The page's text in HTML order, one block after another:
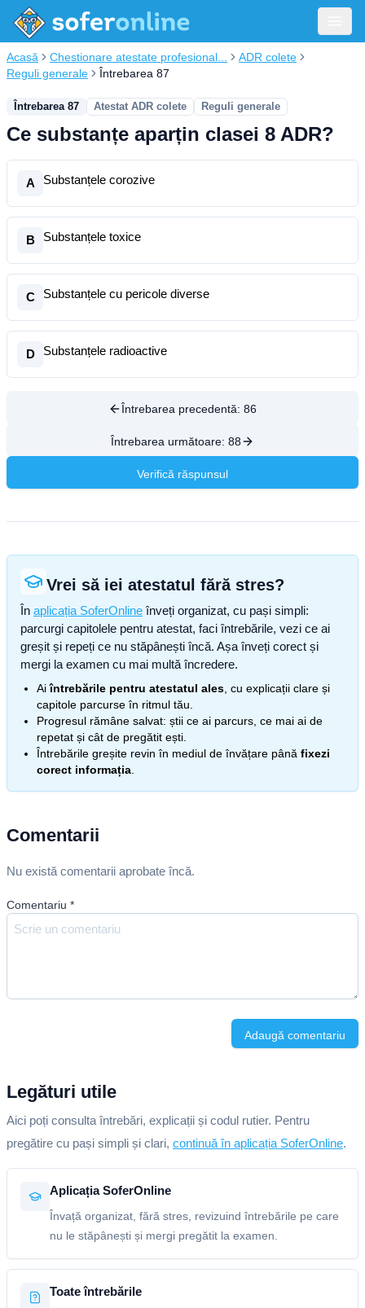
Acasă Chestionare atestate profesional...
ADR colete
Reguli generale
Întrebarea 87
Întrebarea 87 Atestat ADR colete Reguli generale
Ce substanțe aparțin clasei 8 ADR?
A Substanțele corozive
B Substanțele toxice
C Substanțele cu pericole diverse
D Substanțele radioactive
Întrebarea precedentă: 86
Întrebarea următoare: 88
Verifică răspunsul
Vrei să iei atestatul fără stres?
În aplicația SoferOnline înveți organizat, cu pași simpli:
parcurgi capitolele pentru atestat, faci întrebările, vezi ce ai
greșit și repeți ce nu stăpânești încă. Așa înveți corect și
mergi la examen cu mai multă încredere.
Aiîntrebările pentru atestatul ales , cu explicații clare și
capitole parcurse în ritmul tău.
Progresul rămâne salvat: știi ce ai parcurs, ce mai ai de
repetat și cât de pregătit ești.
Întrebările greșite revin în mediul de învățare până fixezi
corect informația
Comentarii
Nu există comentarii aprobate încă.
Comentariu *
Adaugă comentariu
Legături utile
Aici poți consulta întrebări, explicații și codul rutier. Pentru
pregătire cu pași simpli și clari, continuă în aplicația SoferOnline.
Aplicația SoferOnline
Învață organizat, fără stres, revizuind întrebările pe care
nu le stăpânești și mergi pregătit la examen.
Toate întrebările